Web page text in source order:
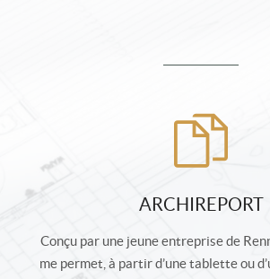
ARCHIREPORT
Conçu par une jeune entreprise de
me permet, à partir d’une tablette ou